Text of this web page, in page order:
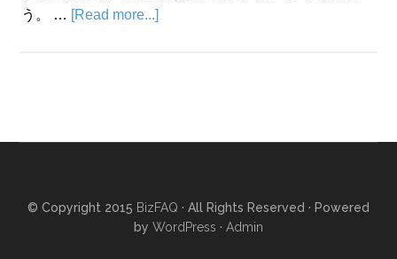
う。 … [Read more...]
© Copyright 2015 BizFAQ · All Rights Reserved · Powered
by WordPress · Admin